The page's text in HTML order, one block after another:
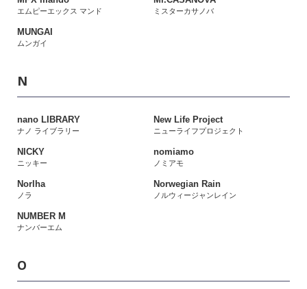
エムピーエックス マンド ミスターカサノバ
MUNGAI
ムンガイ
N
nano LIBRARY
ナノ ライブラリー
New Life Project
ニューライフプロジェクト
NICKY
ニッキー
nomiamo
ノミアモ
Norlha
ノラ
Norwegian Rain
ノルウィージャンレイン
NUMBER M
ナンバーエム
O